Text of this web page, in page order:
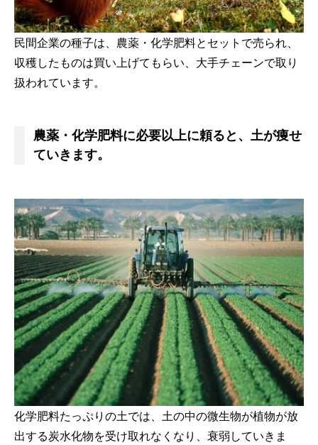
民間企業の種子は、農薬・化学肥料とセットで売られ、
収穫したものは買い上げてもらい、大手チェーンで取り
扱われています。
農薬・化学肥料に必要以上に頼ると、土が痩せ
ていきます。
化学肥料たっぷりの土では、土の中の微生物が植物が放
出する炭水化物を受け取れなくなり、衰弱していきま